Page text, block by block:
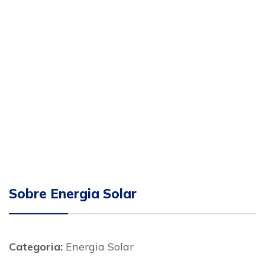
Sobre Energia Solar
Categoria: Energia Solar